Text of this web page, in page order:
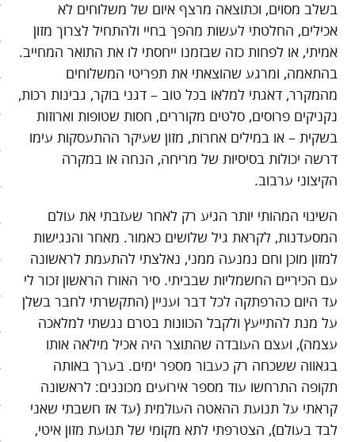
כלכלה אנושית
להיות מגניבים בשקל תשעים
קיצור תולדות הזמן
קמפיינים
חג השוטטות
יום ההתנתקות הבינלאומי
פוסטים מומלצים
אודות
אודות האתר
בשלב מסוים, וכתוצאה מרצף איום של משלוחים לא
אכילים, החלטתי לעשות מהפך בחיי ולהתחיל לצרוך מזון
אמיתי, או לפחות כזה שבזמנו ייחסתי לו את התואר המחייב.
בהתאמה, ומרגע שהוצאתי את תפריטי המשלוחים
מהמקרר, דאגתי למלאו בכל טוב – דגני בוקר, גבינות רכות,
נקניקים פרוסים, סלטים מקוררים, חסות שטופות וארוזות
בשקית – או במילים אחרות, מזון שעיקר ההתעסקות עימו
דרשה יכולות בסיסיות של מריחה, הנחה או במקרה
הקיצוני ערבוב.
השינוי המהותי יותר הגיע רק לאחר שעזבתי את עולם
המסעדנות, לקראת גיל שלושים כאמור. מאחר והנגישות
למזון מוכן וחם נמנעה ממני, נאלצתי להתעמת לראשונה
עם הכיריים החשמליות שבביתי. סיר האורז הראשון זכור לי
עד היום כהרפתקה לכל דבר ועניין (התקשרתי לחבר בשלן
על מנת להתייעץ ולקבל הכוונות בטרם נגשתי למלאכה
עצמה), ועצם העובדה שהתוצר היה אכיל מילאה אותו
בגאווה ששכחה רק כעבור מספר ימים. בערך באותה
תקופה התרחשו עוד מספר אירועים מכוננים: לראשונה
קראתי על תנועת ההאטה העולמית (עד אז חשבתי שאני
לבד בעולם), הצטרפתי לתא מקומי של תנועת מזון איטי,